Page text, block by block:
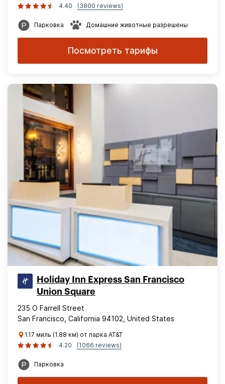
4.40
(3800 reviews)
Парковка Домашние животные разрешены
Посмотреть тарифы
Holiday Inn Express San Francisco
Union Square
235 O Farrell Street
San Francisco, California 94102, United States
1.17 миль (1.88 км) от парка AT&T
4.20
(1066 reviews)
Парковка